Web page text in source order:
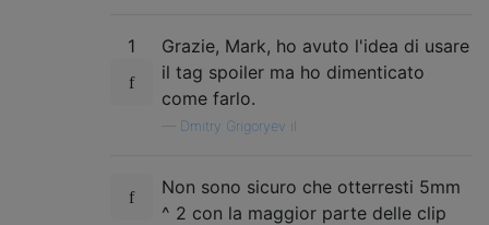
1
Grazie, Mark, ho avuto l'idea di usare
il tag spoiler ma ho dimenticato
come farlo.
Dmitry Grigoryev il
Non sono sicuro che otterresti 5mm
^ 2 con la maggior parte delle clip